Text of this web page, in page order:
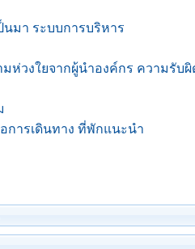
นมา ระบบการบริหาร
มห่วงใยจากผู้นำองค์กร ความรับ
การเดินทาง ที่พักแนะนำ